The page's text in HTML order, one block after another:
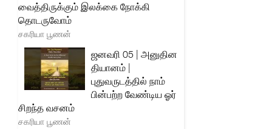
வைத்திருக்கும் இலக்கை நோக்கி
தொடருவோம்
சகரியா பூணன்
ஜனவரி 05 | அனுதின
தியானம் |
புதுவருடத்தில் நாம்
பின்பற்ற வேண்டிய ஓர்
சிறந்த வசனம்
சகரியா பூணன்